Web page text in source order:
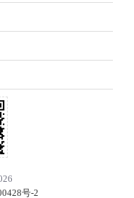
号-2